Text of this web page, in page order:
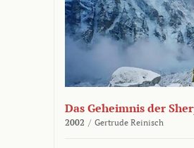
Das Geheimnis der
2002 / Gertrude Reinisch